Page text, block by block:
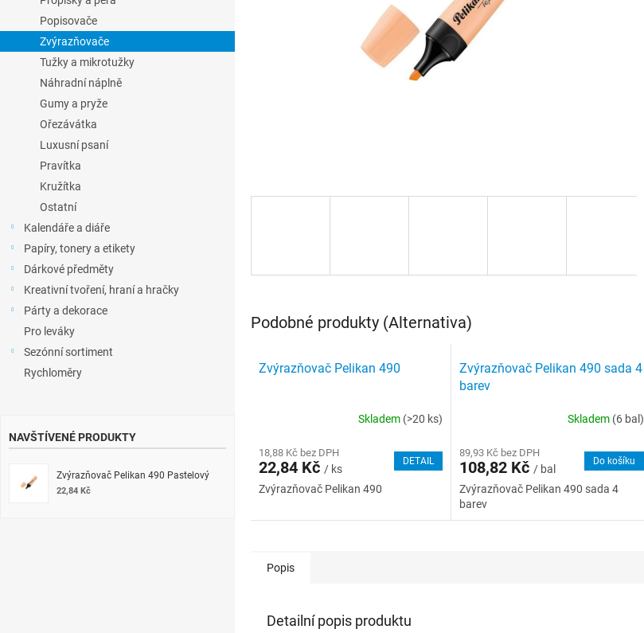
Popisovače
Zvýrazňovače
Tužky a mikrotužky
Náhradní náplně
Gumy a pryže
Ořezávátka
Luxusní psaní
Pravítka
Kružítka
Ostatní
Kalendáře a diáře
Papíry, tonery a etikety
Dárkové předměty
Kreativní tvoření, hraní a hračky
Párty a dekorace
Pro leváky
Sezónní sortiment
Rychloměry
NAVŠTÍVENÉ PRODUKTY
Zvýrazňovač Pelikan 490 Pastelový
22,84 Kč
Podobné produkty (Alternativa)
Zvýrazňovač Pelikan 490
Skladem (>20 ks)
18,88 Kč bez DPH
22,84 Kč / ks
DETAIL
Zvýrazňovač Pelikan 490
Zvýrazňovač Pelikan 490 sada 4
barev
Skladem (6 bal)
89,93 Kč bez DPH
108,82 Kč/ bal
Do košíku
Zvýrazňovač Pelikan 490 sada 4
barev
Popis
Detailní popis produktu